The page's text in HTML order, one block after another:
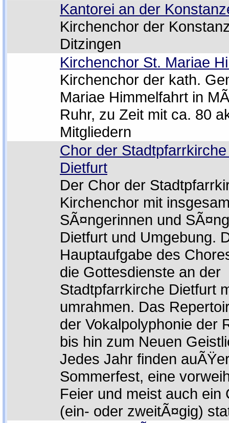
Kantorei an der
Kirchenchor der
Ditzingen
Kirchenchor St. Mariae
Kirchenchor der kath.
Mariae Himmelfahrt in
Ruhr, zu Zeit mit ca. 80
Mitgliedern
Chor der Stadtpfarrkirche
Dietfurt
Der Chor der
Kirchenchor mit
SÃ¤ngerinnen und
Dietfurt und Umgebung.
Hauptaufgabe des
die Gottesdienste an der
Stadtpfarrkirche Dietfurt
umrahmen. Das
der Vokalpolyphonie der
bis hin zum Neuen
Jedes Jahr finden
Sommerfest, eine
Feier und meist auch ein
(ein- oder zweitÃ¤gig)